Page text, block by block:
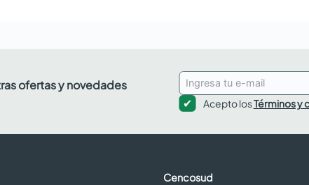
ofertas y novedades
Acepto losTérminos y
Cencosud